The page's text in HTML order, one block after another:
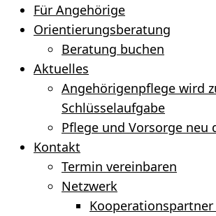
Für Angehörige
Orientierungsberatung
Beratung buchen
Aktuelles
Angehörigenpflege wird
Schlüsselaufgabe
Pflege und Vorsorge neu
Kontakt
Termin vereinbaren
Netzwerk